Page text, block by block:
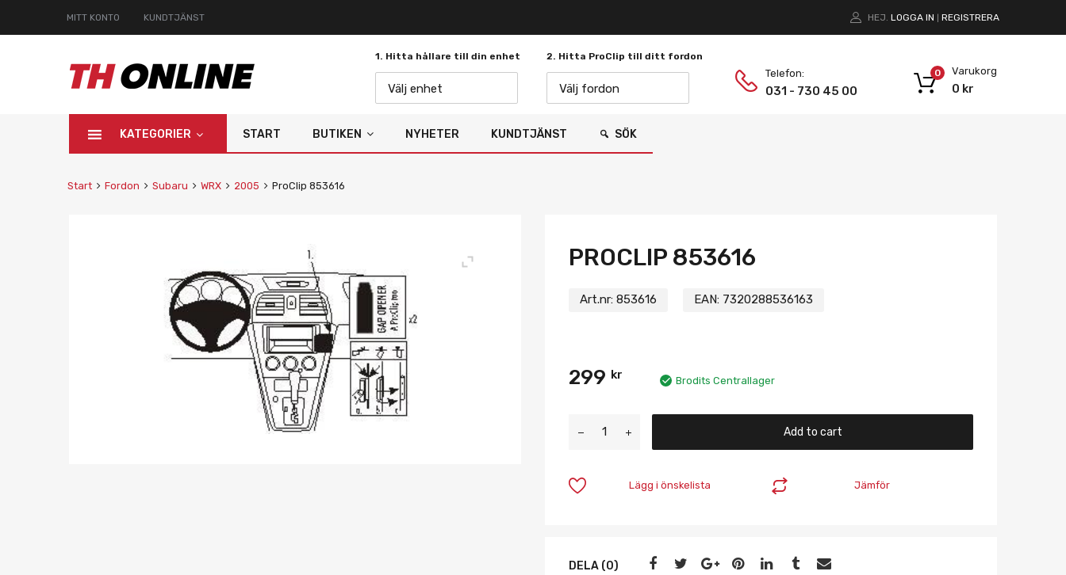
MITT KONTO KUNDTJÄNST HEJ. LOGGA IN REGISTRERA
1. Hitta hållare till din enhet
Välj enhet
2. Hitta ProClip till ditt fordon
Välj fordon
Telefon:
031 - 730 45 00
Varukorg
0 kr
0
KATEGORIER START BUTIKEN NYHETER KUNDTJÄNST SÖK
Start Fordon Subaru WRX 2005 ProClip 853616
PROCLIP 853616
Art.nr: 853616 EAN: 7320288536163
299 kr Brodits Centrallager
Add to cart
Jämför
Lägg i önskelista
DELA (0)